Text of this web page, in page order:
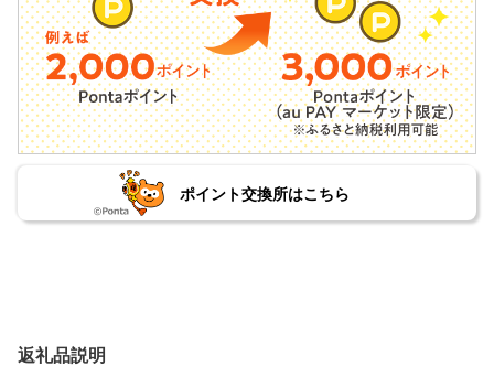
ポイント交換所はこちら
返礼品説明